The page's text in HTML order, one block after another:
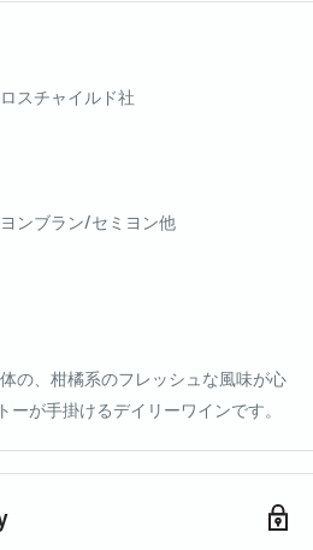
スチャイルド社
ンブラン/セミヨン他
の、柑橘系のフレッシュな風味が心
ーが手掛けるデイリーワインです。